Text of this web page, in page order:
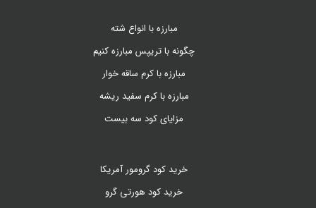
مبارزه با انواع شته
چگونه با تریپس مبارزه کنیم
مبارزه با کرم ساقه خوار
مبارزه با کرم سفید ریشه
مزایای کود سه بیست
خرید کود گرومور آمریکا
خرید کود هورتی گرو